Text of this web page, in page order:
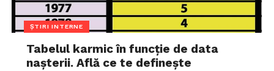
ȘTIRI INTERNE
Tabelul karmic în funcție de data
nașterii. Află ce te definește